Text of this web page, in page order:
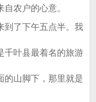
农户的心意。
了下午五点半。我
千叶县最着名的旅游
的山脚下，那里就是